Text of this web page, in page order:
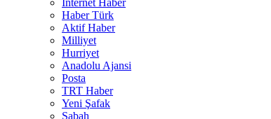
İnternet Haber
Haber Türk
Aktif Haber
Milliyet
Hurriyet
Anadolu Ajansi
Posta
TRT Haber
Yeni Şafak
Sabah